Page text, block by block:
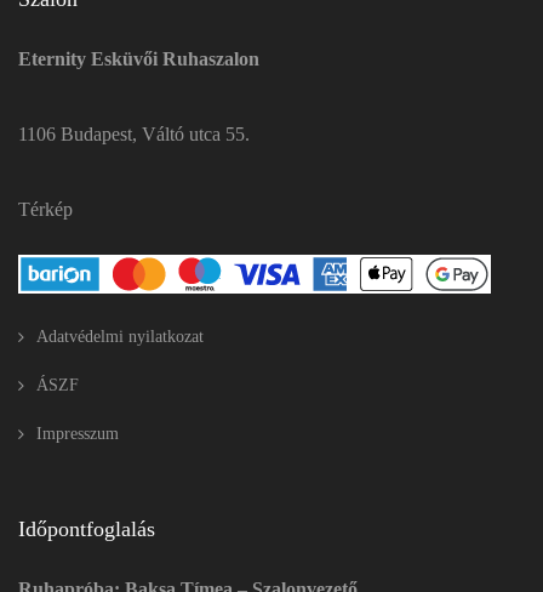
Eternity Esküvői Ruhaszalon
1106 Budapest, Váltó utca 55.
Térkép
Adatvédelmi nyilatkozat
ÁSZF
Impresszum
Időpontfoglalás